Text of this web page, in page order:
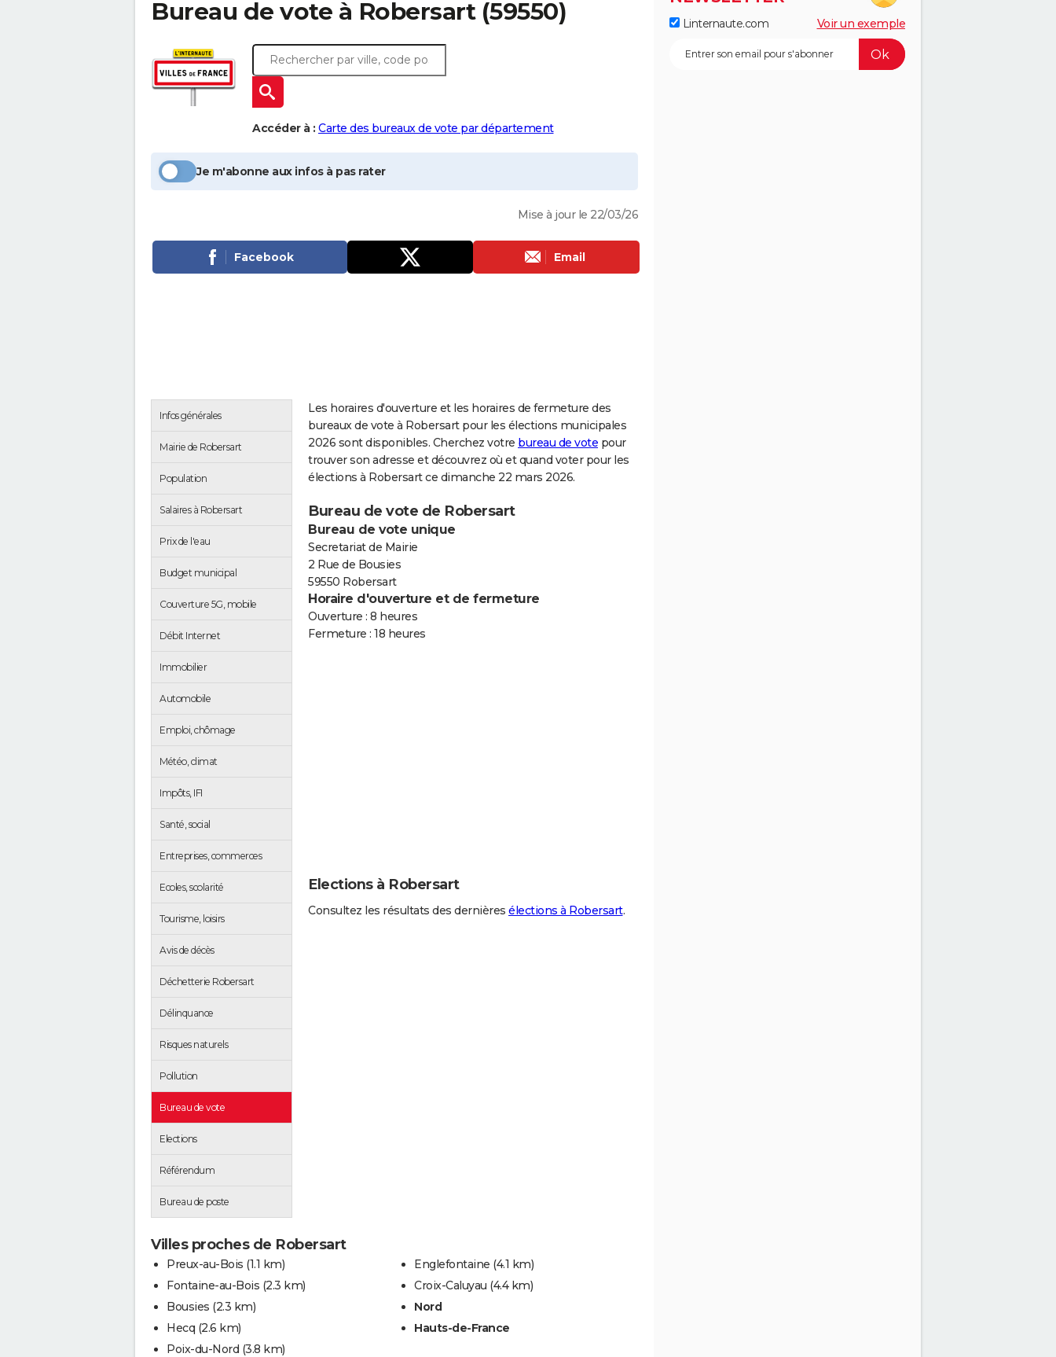
Bureau de vote à Robersart(59550)
Accéder à : Carte des bureaux de vote par département
Je m'abonne aux infos à pas rater
Mise à jour le 22/03/26
Facebook Email
Infos générales
Mairie de Robersart
Population
Salaires à Robersart
Prix de l'eau
Budget municipal
Couverture 5G, mobile
Débit Internet
Immobilier
Automobile
Emploi, chômage
Météo, climat
Impôts, IFI
Santé, social
Entreprises, commerces
Ecoles, scolarité
Tourisme, loisirs
Avis de décès
Déchetterie Robersart
Délinquance
Risques naturels
Pollution
Bureau de vote
Elections
Référendum
Bureau de poste
Les horaires d'ouverture et les horaires de fermeture des
bureaux de vote à Robersart pour les élections municipales
2026 sont disponibles. Cherchez votre bureau de vote pour
trouver son adresse et découvrez où et quand voter pour les
élections à Robersart ce dimanche 22 mars 2026.
Bureau de vote de Robersart
Bureau de vote unique
Secretariat de Mairie
2 Rue de Bousies
59550 Robersart
Horaire d'ouverture et de fermeture
Ouverture : 8 heures
Fermeture : 18 heures
Elections à Robersart
Consultez les résultats des dernières élections à Robersart.
Villes proches de Robersart
Preux-au-Bois (1.1 km)
Fontaine-au-Bois (2.3 km)
Bousies (2.3 km)
Hecq (2.6 km)
Poix-du-Nord (3.8 km)
Englefontaine (4.1 km)
Croix-Caluyau (4.4 km)
Nord
Hauts-de-France
Linternaute.com Voir un exemple